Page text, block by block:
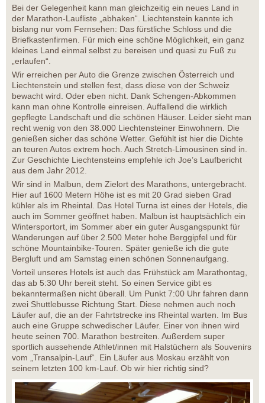
Bei der Gelegenheit kann man gleichzeitig ein neues Land in
der Marathon-Laufliste „abhaken“. Liechtenstein kannte ich
bislang nur vom Fernsehen: Das fürstliche Schloss und die
Briefkastenfirmen. Für mich eine schöne Möglichkeit, ein ganz
kleines Land einmal selbst zu bereisen und quasi zu Fuß zu
„erlaufen“.
Wir erreichen per Auto die Grenze zwischen Österreich und
Liechtenstein und stellen fest, dass diese von der Schweiz
bewacht wird. Oder eben nicht. Dank Schengen-Abkommen
kann man ohne Kontrolle einreisen. Auffallend die wirklich
gepflegte Landschaft und die schönen Häuser. Leider sieht man
recht wenig von den 38.000 Liechtensteiner Einwohnern. Die
genießen sicher das schöne Wetter. Gefühlt ist hier die Dichte
an teuren Autos extrem hoch. Auch Stretch-Limousinen sind in.
Zur Geschichte Liechtensteins empfehle ich Joe’s Laufbericht
aus dem Jahr 2012.
Wir sind in Malbun, dem Zielort des Marathons, untergebracht.
Hier auf 1600 Metern Höhe ist es mit 20 Grad sieben Grad
kühler als im Rheintal. Das Hotel Turna ist eines der Hotels, die
auch im Sommer geöffnet haben. Malbun ist hauptsächlich ein
Wintersportort, im Sommer aber ein guter Ausgangspunkt für
Wanderungen auf über 2.500 Meter hohe Berggipfel und für
schöne Mountainbike-Touren. Später genieße ich die gute
Bergluft und am Samstag einen schönen Sonnenaufgang.
Vorteil unseres Hotels ist auch das Frühstück am Marathontag,
das ab 5:30 Uhr bereit steht. So einen Service gibt es
bekanntermaßen nicht überall. Um Punkt 7:00 Uhr fahren dann
zwei Shuttlebusse Richtung Start. Diese nehmen auch noch
Läufer auf, die an der Fahrtstrecke ins Rheintal warten. Im Bus
auch eine Gruppe schwedischer Läufer. Einer von ihnen wird
heute seinen 700. Marathon bestreiten. Außerdem super
sportlich aussehende Athlet/innen mit Halstüchern als Souvenirs
vom „Transalpin-Lauf“. Ein Läufer aus Moskau erzählt von
seinem letzten 100 km-Lauf. Ob wir hier richtig sind?